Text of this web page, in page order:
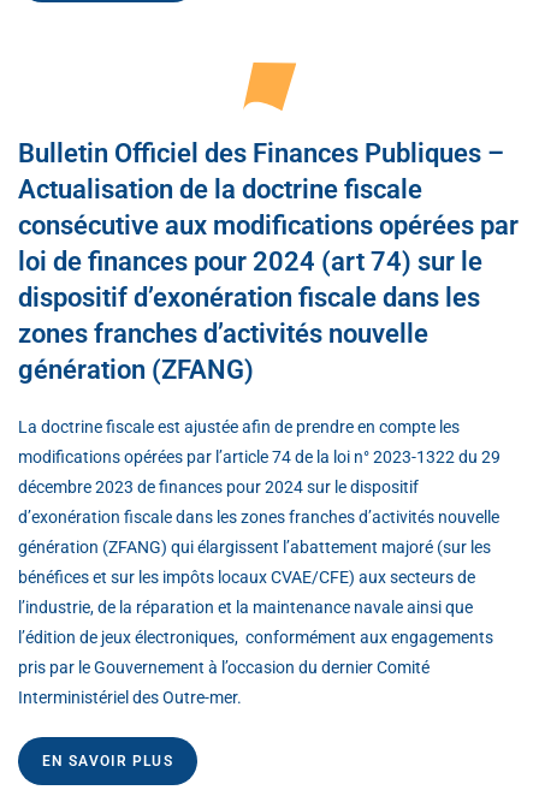
Bulletin Officiel des Finances Publiques –
Actualisation de la doctrine fiscale
consécutive aux modifications opérées par
loi de finances pour 2024 (art 74) sur le
dispositif d’exonération fiscale dans les
zones franches d’activités nouvelle
génération (ZFANG)
La doctrine fiscale est ajustée afin de prendre en compte les
modifications opérées par l’article 74 de la loi n° 2023-1322 du 29
décembre 2023 de finances pour 2024 sur le dispositif
d’exonération fiscale dans les zones franches d’activités nouvelle
génération (ZFANG) qui élargissent l’abattement majoré (sur les
bénéfices et sur les impôts locaux CVAE/CFE) aux secteurs de
l’industrie, de la réparation et la maintenance navale ainsi que
l’édition de jeux électroniques, conformément aux engagements
pris par le Gouvernement à l’occasion du dernier Comité
Interministériel des Outre-mer.
EN SAVOIR PLUS